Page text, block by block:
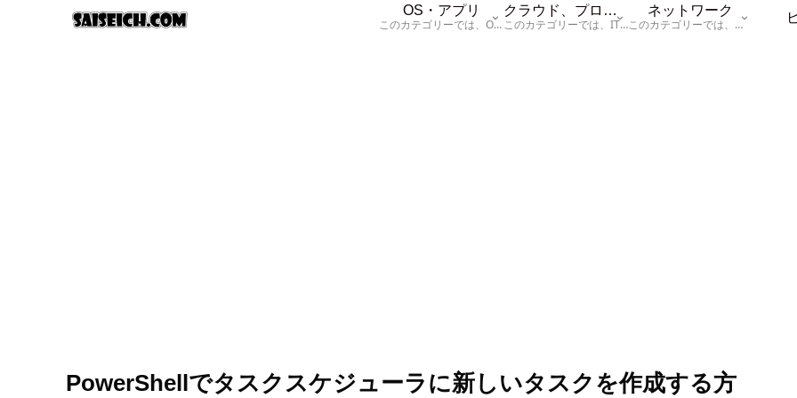
OS・アプリ
このカテゴリーでは、OSに関する情報を記載しています。
クラウド、プログラム
このカテゴリーでは、ITに関する基本的な情報として「ハードウェア、「サーバー」、「データベース、「ネットワーク」、「セキュリティ」、「プログラム」に関する情報を記載しています。
ネットワーク
このカテゴリーでは、「ネットワーク」に関する情報を記載しています。
PowerShellでタスクスケジューラに新しいタスクを作成する方